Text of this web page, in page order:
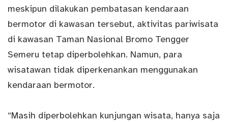
meskipun dilakukan pembatasan kendaraan
bermotor di kawasan tersebut, aktivitas pariwisata
di kawasan Taman Nasional Bromo Tengger
Semeru tetap diperbolehkan. Namun, para
wisatawan tidak diperkenankan menggunakan
kendaraan bermotor.
“Masih diperbolehkan kunjungan wisata, hanya saja